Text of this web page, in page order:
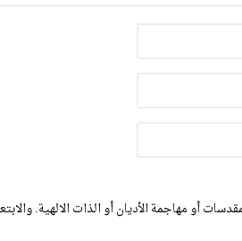
أو مهاجمة الأديان أو الذات الالهية.